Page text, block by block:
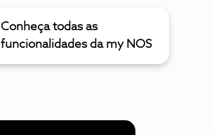
Conheça todas as
funcionalidades da my NOS